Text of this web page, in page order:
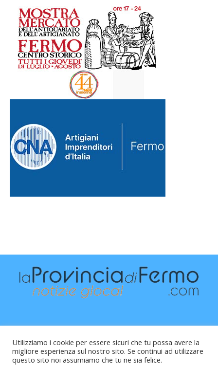
Utilizziamo i cookie per essere sicuri che tu possa avere la
migliore esperienza sul nostro sito. Se continui ad utilizzare
questo sito noi assumiamo che tu ne sia felice.